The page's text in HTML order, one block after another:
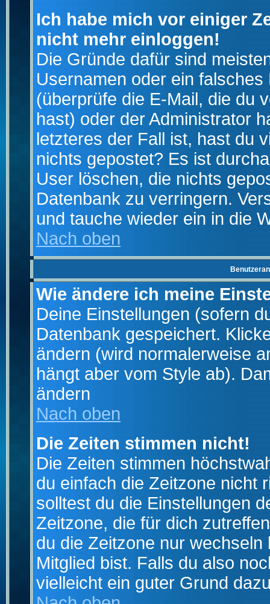
Ich habe mich vor einiger
nicht mehr einloggen!
Die Gründe dafür sind
Usernamen oder ein
(überprüfe die E-Mail, die du
hast) oder der Administrator
letzteres der Fall ist, hast du
nichts gepostet? Es ist
User löschen, die nichts
Datenbank zu verringern.
und tauche wieder ein in die
Nach oben
Wie ändere ich meine
Deine Einstellungen (sofern
Datenbank gespeichert.
ändern (wird normalerweise
hängt aber vom Style ab).
ändern
Nach oben
Die Zeiten stimmen nicht!
Die Zeiten stimmen
du einfach die Zeitzone nicht
solltest du die Einstellungen
Zeitzone, die für dich
du die Zeitzone nur
Mitglied bist. Falls du also
vielleicht ein guter Grund